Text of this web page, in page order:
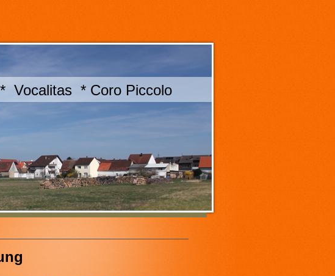
Vocalitas * Coro Piccolo